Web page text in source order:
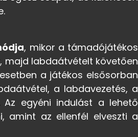
, mikor a támadójátékos
majd labdaátvételt követően
a játékos elsősorban
a labdavezetés, a
egyéni indulást a lehető
amint az ellenfél elveszti a